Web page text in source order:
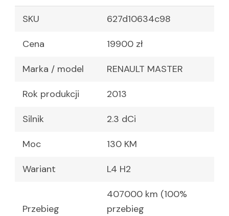
SKU 627d10634c98
Cena 19900 zł
Marka / model RENAULT MASTER
Rok produkcji 2013
Silnik 2.3 dCi
Moc 130 KM
Wariant L4 H2
Przebieg
407000 km (100%
przebieg